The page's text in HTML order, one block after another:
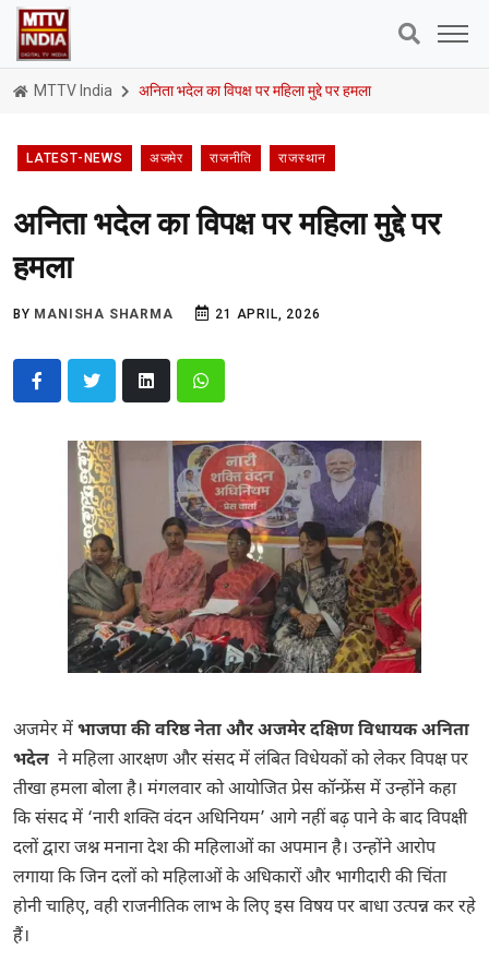
MTTV India अनिता भदेल का विपक्ष पर महिला मुद्दे पर हमला
LATEST-NEWS अजमेर राजनीति राजस्थान
अनिता भदेल का विपक्ष पर महिला मुद्दे पर
हमला
BY MANISHA SHARMA 21 APRIL, 2026
अजमेर मेंभाजपा की वरिष्ठ नेता औरअजमेर दक्षिण विधायकअनिता
भदेल ने महिला आरक्षण और संसद में लंबित विधेयकों को लेकर विपक्ष पर
तीखा हमला बोला है। मंगलवार को आयोजित प्रेस कॉन्फ्रेंस में उन्होंने कहा
कि संसद में ‘नारी शक्ति वंदन अधिनियम’ आगे नहीं बढ़ पाने के बाद विपक्षी
दलों द्वारा जश्न मनाना देश की महिलाओं का अपमान है। उन्होंने आरोप
लगाया कि जिन दलों को महिलाओं के अधिकारों और भागीदारी की चिंता
होनी चाहिए, वही राजनीतिक लाभ के लिए इस विषय पर बाधा उत्पन्न कर रहे
हैं।